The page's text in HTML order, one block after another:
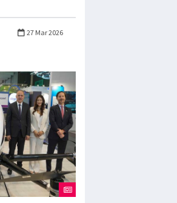
27 Mar 2026